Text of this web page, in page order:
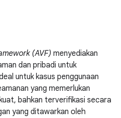
(AVF) menyediakan
dan pribadi untuk
untuk kasus penggunaan
yang memerlukan
bahkan terverifikasi secara
yang ditawarkan oleh